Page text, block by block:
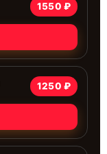
1550 ₽
1250 ₽